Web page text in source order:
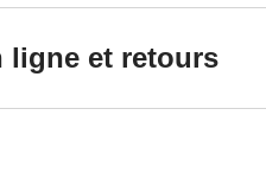
ligne et retours